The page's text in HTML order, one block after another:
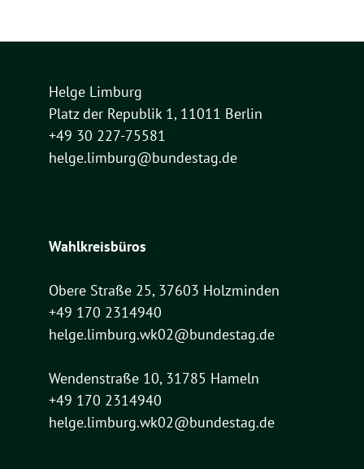
Helge Limburg
Platz der Republik 1, 11011 Berlin
+49 30 227-75581
helge.limburg@bundestag.de
Wahlkreisbüros
Obere Straße 25, 37603 Holzminden
+49 170 2314940
helge.limburg.wk02@bundestag.de
Wendenstraße 10, 31785 Hameln
+49 170 2314940
helge.limburg.wk02@bundestag.de